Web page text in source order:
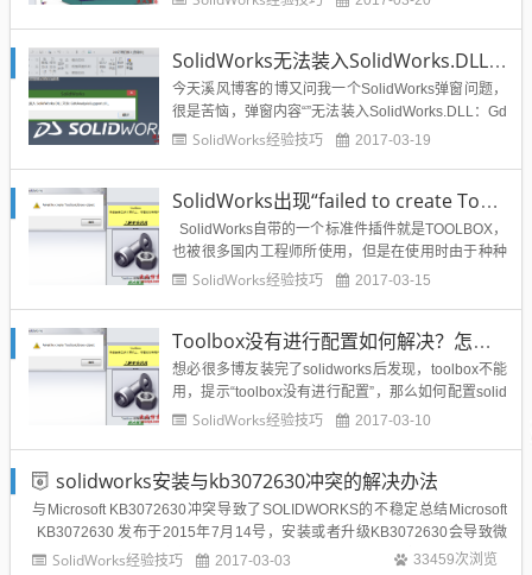
面给出网友提供的详细解决方案：...
SolidWorks无法装入SolidWorks.DLL：GdtAnalysisSupport.dll怎么解决？
今天溪风博客的博又问我一个SolidWorks弹窗问题，
很是苦恼，弹窗内容“”无法装入SolidWorks.DLL：Gd
tAnalysisSupport.dll“”如下图所示：打开solidworks装
SolidWorks经验技巧 2017-03-19
SolidWorks出现“failed to create Toolboxlibrary object”toolbox错误提示怎么办？
SolidWorks自带的一个标准件插件就是TOOLBOX，
也被很多国内工程师所使用，但是在使用时由于种种
原因造成SolidWorks异形孔或者是toolbox无法生成插
SolidWorks经验技巧 2017-03-15
Toolbox没有进行配置如何解决？怎么配置solidworks插件toolbox?
想必很多博友装完了solidworks后发现，toolbox不能
用，提示“toolbox没有进行配置”，那么如何配置solid
works插件toolbox呢？错误界面如下图所示：本文解
SolidWorks经验技巧 2017-03-10
solidworks安装与kb3072630冲突的解决办法
与Microsoft KB3072630冲突导致了SOLIDWORKS的不稳定总结Microsoft
KB3072630 发布于2015年7月14号，安装或者升级KB3072630会导致微
软与SOLIDWORKS冲突，最终引起SOLIDWORKS的不稳定。微软的更新
SolidWorks经验技巧 2017-03-03 33459次浏览